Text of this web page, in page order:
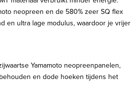
neopreen en de 580% zeer SQ flex
en ultra lage modulus, waardoor je vrijer
Yamamoto neopreenpanelen,
en dode hoeken tijdens het